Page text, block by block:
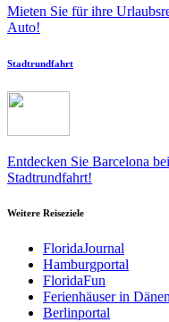
Mieten Sie für ihre
Auto!
Stadtrundfahrt
Entdecken Sie Barcelona
Stadtrundfahrt!
Weitere Reiseziele
FloridaJournal
Hamburgportal
FloridaFun
Ferienhäuser in
Berlinportal